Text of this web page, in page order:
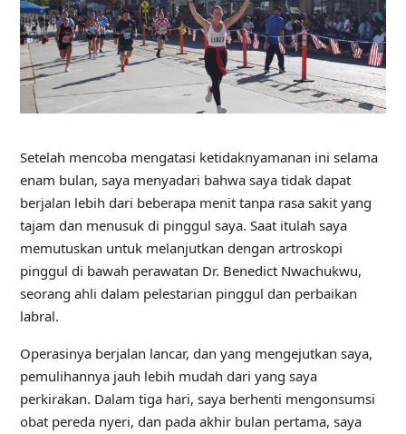
Setelah mencoba mengatasi ketidaknyamanan ini selama
enam bulan, saya menyadari bahwa saya tidak dapat
berjalan lebih dari beberapa menit tanpa rasa sakit yang
tajam dan menusuk di pinggul saya. Saat itulah saya
memutuskan untuk melanjutkan dengan artroskopi
pinggul di bawah perawatan Dr. Benedict Nwachukwu,
seorang ahli dalam pelestarian pinggul dan perbaikan
labral.
Operasinya berjalan lancar, dan yang mengejutkan saya,
pemulihannya jauh lebih mudah dari yang saya
perkirakan. Dalam tiga hari, saya berhenti mengonsumsi
obat pereda nyeri, dan pada akhir bulan pertama, saya